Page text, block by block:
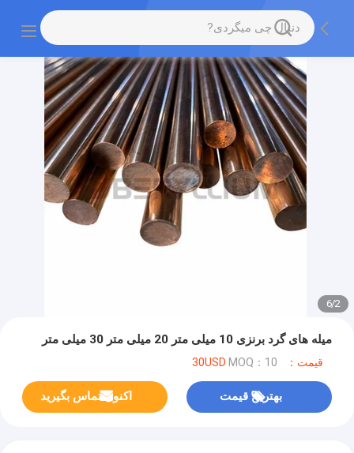
2
/
6
میله های گرد برنزی 10 میلی متر 20 میلی متر 30 میلی متر
قیمت：30USD MOQ：10
بهترین قیمت اکنون تماس بگیرید